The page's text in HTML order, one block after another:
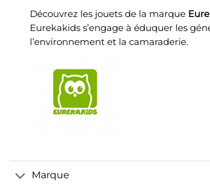
Découvrez les jouets de la marque
Eurekakids s’engage à éduquer les
l’environnement et la camaraderie.
Marque